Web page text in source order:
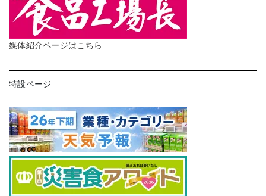
媒体紹介ページはこちら
特設ページ